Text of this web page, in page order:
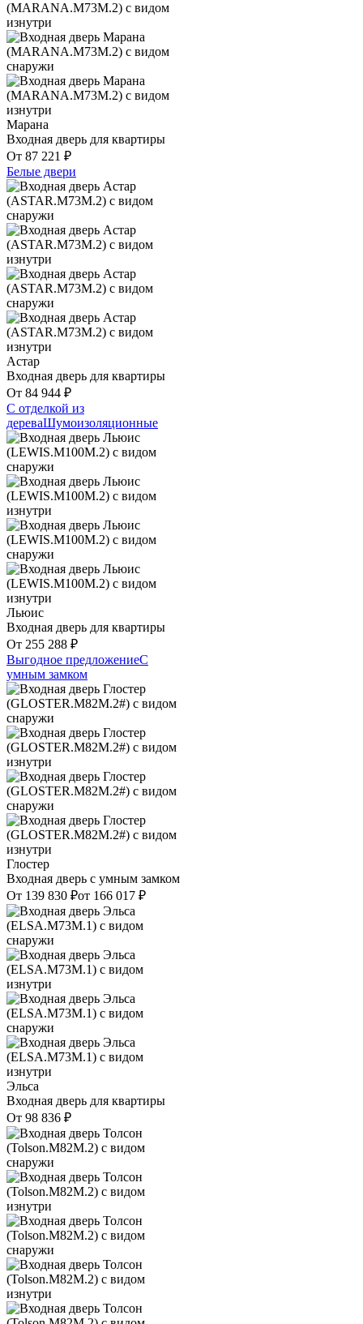
Марана
Входная дверь для квартиры
От 87 221 ₽
Белые двери
Астар
Входная дверь для квартиры
От 84 944 ₽
С отделкой из
дереваШумоизоляционные
Льюис
Входная дверь для квартиры
От 255 288 ₽
Выгодное предложениеС
умным замком
Глостер
Входная дверь с умным замком
От 139 830 ₽от 166 017 ₽
Эльса
Входная дверь для квартиры
От 98 836 ₽